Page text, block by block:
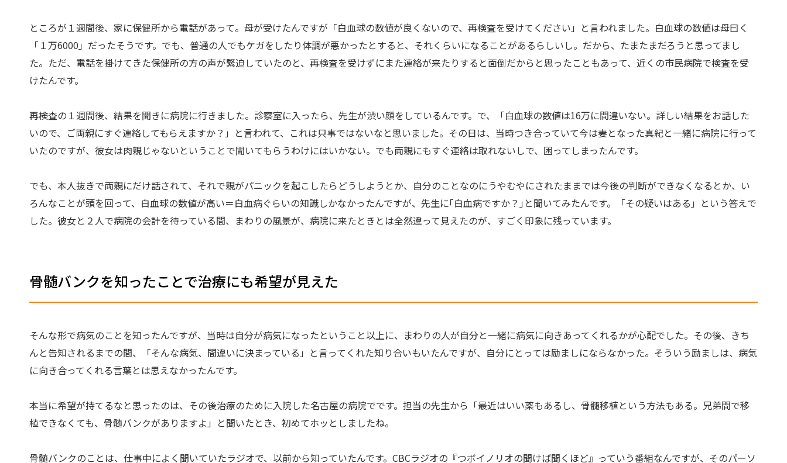
ところが１週間後、家に保健所から電話があって。母が受けたんですが「白血球の数値が良くないので、再検査を受けてください」と言われました。白血球の数値は母曰く
「１万6000」だったそうです。でも、普通の人でもケガをしたり体調が悪かったとすると、それくらいになることがあるらしいし。だから、たまたまだろうと思ってまし
た。ただ、電話を掛けてきた保健所の方の声が緊迫していたのと、再検査を受けずにまた連絡が来たりすると面倒だからと思ったこともあって、近くの市民病院で検査を受
けたんです。
再検査の１週間後、結果を聞きに病院に行きました。診察室に入ったら、先生が渋い顔をしているんです。で、「白血球の数値は16万に間違いない。詳しい結果をお話した
いので、ご両親にすぐ連絡してもらえますか？」と言われて、これは只事ではないなと思いました。その日は、当時つき合っていて今は妻となった真紀と一緒に病院に行って
いたのですが、彼女は肉親じゃないということで聞いてもらうわけにはいかない。でも両親にもすぐ連絡は取れないしで、困ってしまったんです。
でも、本人抜きで両親にだけ話されて、それで親がパニックを起こしたらどうしようとか、自分のことなのにうやむやにされたままでは今後の判断ができなくなるとか、い
ろんなことが頭を回って、白血球の数値が高い＝白血病ぐらいの知識しかなかったんですが、先生に｢白血病ですか？｣と聞いてみたんです。「その疑いはある」という答えで
した。彼女と２人で病院の会計を待っている間、まわりの風景が、病院に来たときとは全然違って見えたのが、すごく印象に残っています。
骨髄バンクを知ったことで治療にも希望が見えた
そんな形で病気のことを知ったんですが、当時は自分が病気になったということ以上に、まわりの人が自分と一緒に病気に向きあってくれるかが心配でした。その後、きち
んと告知されるまでの間、「そんな病気、間違いに決まっている」と言ってくれた知り合いもいたんですが、自分にとっては励ましにならなかった。そういう励ましは、病気
に向き合ってくれる言葉とは思えなかったんです。
本当に希望が持てるなと思ったのは、その後治療のために入院した名古屋の病院でです。担当の先生から「最近はいい薬もあるし、骨髄移植という方法もある。兄弟間で移
植できなくても、骨髄バンクがありますよ」と聞いたとき、初めてホッとしましたね。
骨髄バンクのことは、仕事中によく聞いていたラジオで、以前から知っていたんです。CBCラジオの『つボイノリオの聞けば聞くほど』っていう番組なんですが、そのパーソ